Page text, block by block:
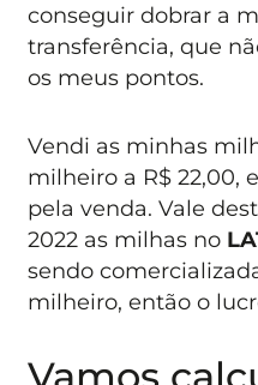
conseguir dobrar a
transferência, que
os meus pontos.
Vendi as minhas
milheiro a R$ 22,00,
pela venda. Vale
2022 as milhas no
sendo
milheiro, então o